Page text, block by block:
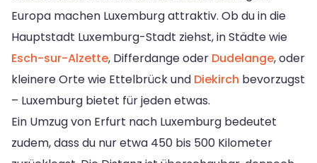
Europa machen Luxemburg attraktiv. Ob du in die
Hauptstadt Luxemburg-Stadt ziehst, in Städte wie
Esch-sur-Alzette, Differdange oder Dudelange, oder
kleinere Orte wie Ettelbrück und Diekirch bevorzugst
– Luxemburg bietet für jeden etwas.
Ein Umzug von Erfurt nach Luxemburg bedeutet
zudem, dass du nur etwa 450 bis 500 Kilometer